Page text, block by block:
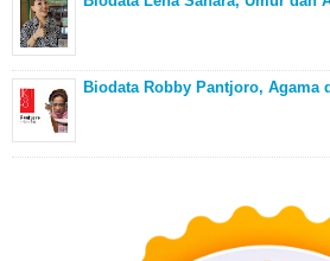
Biodata Robby Pantjoro, Agama